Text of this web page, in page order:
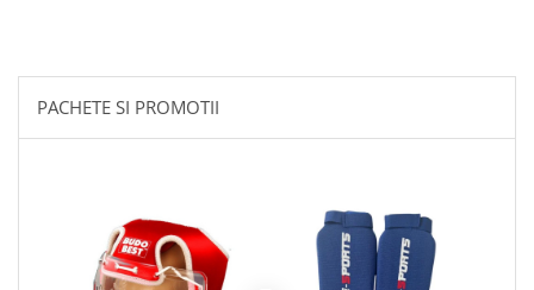
Lupte/Wrestling
Incaltaminte
Suprafete de Lupta/Antrenament
Dotari Sala/Dojo
PACHETE SI PROMOTII